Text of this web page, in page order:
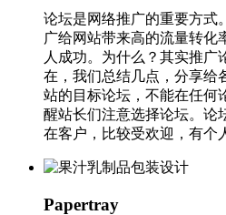
论坛是网络推广的重要方式
广给网站带来高的流量转化
人成功。为什么？其实推广
在，我们总结几点，分享给
站的目标论坛，不能在任何
醒站长们注意选择论坛。论
在客户，比较受欢迎，有个
Papertray